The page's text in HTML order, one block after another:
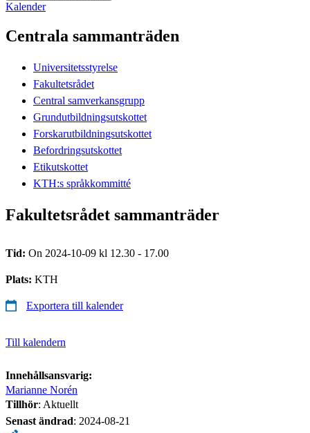
Kalender
Centrala sammanträden
Universitetsstyrelse
Fakultetsrådet
Central samverkansgrupp
Grundutbildningsutskottet
Forskarutbildningsutskottet
Befordringsutskottet
Etikutskottet
KTH:s språkkommitté
Fakultetsrådet sammanträder
Tid: On 2024-10-09 kl 12.30 - 17.00
Plats: KTH
Exportera till kalender
Till kalendern
Innehållsansvarig:
Marianne Norén
Tillhör: Aktuellt
Senast ändrad: 2024-08-21